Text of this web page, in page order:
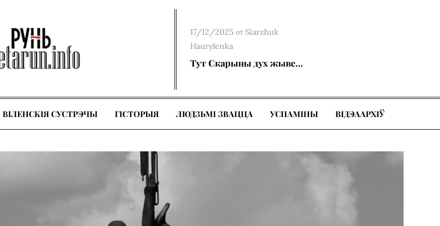
Posted
on
17/12/2025 от Siarzhuk
Haurylenka
Тут Скарыны дух жыве…
ВІЛЕНСКІЯ СУСТРЭЧЫ ГІСТОРЫЯ ЛЮДЗЬМІ ЗВАЦЦА УСПАМІНЫ ВІДЭААРХІЎ